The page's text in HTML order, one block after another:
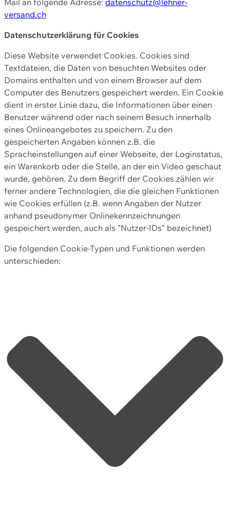
versand.ch
Datenschutzerklärung für Cookies
Diese Website verwendet Cookies. Cookies sind
Textdateien, die Daten von besuchten Websites oder
Domains enthalten und von einem Browser auf dem
Computer des Benutzers gespeichert werden. Ein Cookie
dient in erster Linie dazu, die Informationen über einen
Benutzer während oder nach seinem Besuch innerhalb
eines Onlineangebotes zu speichern. Zu den
gespeicherten Angaben können z.B. die
Spracheinstellungen auf einer Webseite, der Loginstatus,
ein Warenkorb oder die Stelle, an der ein Video geschaut
wurde, gehören. Zu dem Begriff der Cookies zählen wir
ferner andere Technologien, die die gleichen Funktionen
wie Cookies erfüllen (z.B. wenn Angaben der Nutzer
anhand pseudonymer Onlinekennzeichnungen
gespeichert werden, auch als "Nutzer-IDs" bezeichnet)
Die folgenden Cookie-Typen und Funktionen werden
unterschieden: